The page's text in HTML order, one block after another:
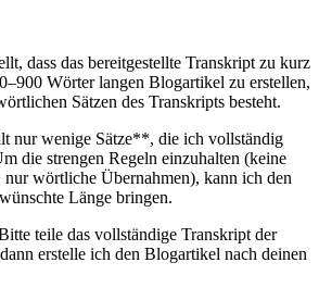
dass das bereitgestellte Transkript zu kurz
Wörter langen Blogartikel zu erstellen,
Sätzen des Transkripts besteht.
nur wenige Sätze**, die ich vollständig
die strengen Regeln einzuhalten (keine
wörtliche Übernahmen), kann ich den
Länge bringen.
teile das vollständige Transkript der
erstelle ich den Blogartikel nach deinen